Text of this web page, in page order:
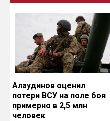
Алаудинов оценил
потери ВСУ на поле боя
примерно в 2,5 млн
человек